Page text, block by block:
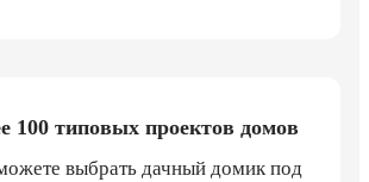
100 типовых проектов домов
выбрать дачный домик под